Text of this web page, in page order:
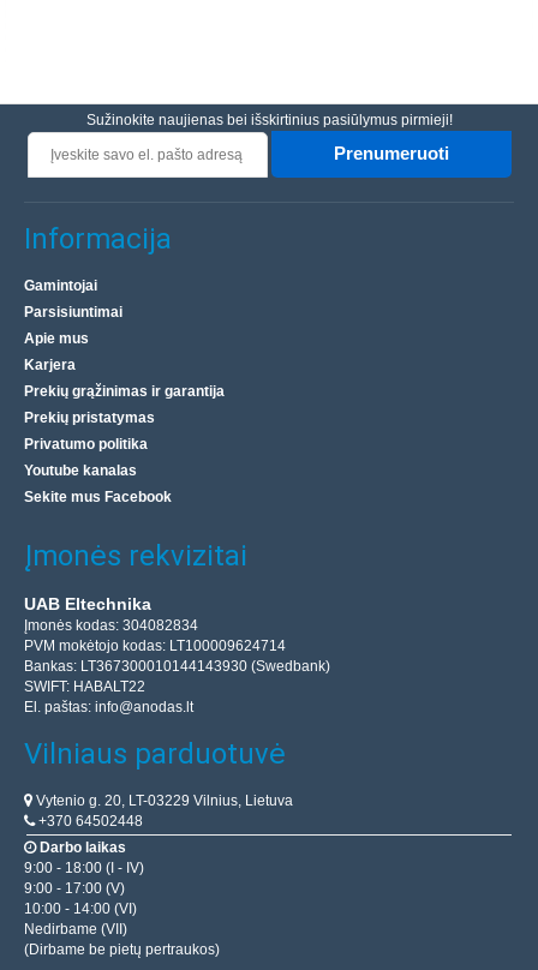
Sužinokite naujienas bei išskirtinius pasiūlymus pirmieji!
Prenumeruoti
Informacija
Gamintojai
Parsisiuntimai
Apie mus
Karjera
Prekių grąžinimas ir garantija
Prekių pristatymas
Privatumo politika
Youtube kanalas
Sekite mus Facebook
Įmonės rekvizitai
UAB Eltechnika
Įmonės kodas: 304082834
PVM mokėtojo kodas: LT100009624714
Bankas: LT367300010144143930 (Swedbank)
SWIFT: HABALT22
El. paštas: info@anodas.lt
Vilniaus parduotuvė
Vytenio g. 20, LT-03229 Vilnius, Lietuva
+370 64502448
Darbo laikas
9:00 - 18:00 (I - IV)
9:00 - 17:00 (V)
10:00 - 14:00 (VI)
Nedirbame (VII)
(Dirbame be pietų pertraukos)